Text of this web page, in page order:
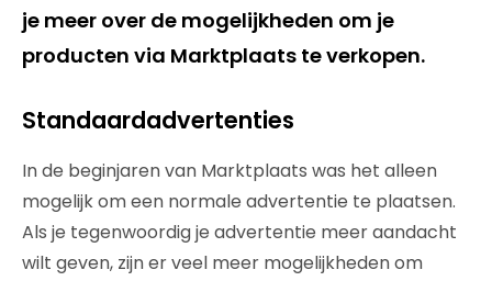
je meer over de mogelijkheden om je
producten via Marktplaats te verkopen.
Standaardadvertenties
In de beginjaren van Marktplaats was het alleen
mogelijk om een normale advertentie te plaatsen.
Als je tegenwoordig je advertentie meer aandacht
wilt geven, zijn er veel meer mogelijkheden om